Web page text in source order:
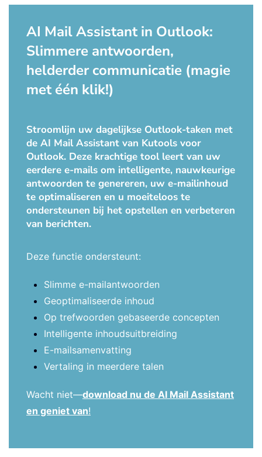
AI Mail Assistant in Outlook:
Slimmere antwoorden,
helderder communicatie (magie
met één klik!)
Stroomlijn uw dagelijkse Outlook-taken met
de AI Mail Assistant van Kutools voor
Outlook. Deze krachtige tool leert van uw
eerdere e-mails om intelligente, nauwkeurige
antwoorden te genereren, uw e-mailinhoud
te optimaliseren en u moeiteloos te
ondersteunen bij het opstellen en verbeteren
van berichten.
Deze functie ondersteunt:
Slimme e-mailantwoorden
Geoptimaliseerde inhoud
Op trefwoorden gebaseerde concepten
Intelligente inhoudsuitbreiding
E-mailsamenvatting
Vertaling in meerdere talen
Wacht niet—download nu de AI Mail Assistant
en geniet van!